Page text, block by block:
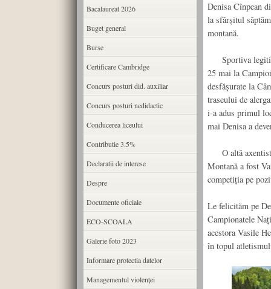
Denisa Cînpean
la sfârșitul
montană.
Sportiva
25 mai la
desfășurate la
traseului de
i-a adus primul
mai Denisa a
O altă
Montană a fost
competiția pe
Le felicităm pe
Campionatele
acestora Vasile
în topul
Bacalaureat 2026
Buget general
Burse
Certificare Cambridge
Concurs posturi did. auxiliar
Concurs posturi nedidactic
Conducerea liceului
Contributie 3.5%
Declaratii de interese
Despre
Documente oficiale
ECO-SCOALA
Galerie foto 2023
Informare protectia datelor
Managementul violenței